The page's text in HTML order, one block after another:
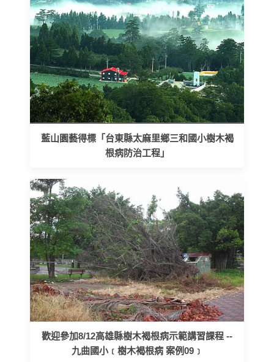
藍山園藝得標「台東縣太麻里鄉三和國小樹木褐
根病防治工程」
歡迎參加8/12高雄縣樹木褐根病示範講習課程 --
九曲國小﹝樹木褐根病 案例09﹞